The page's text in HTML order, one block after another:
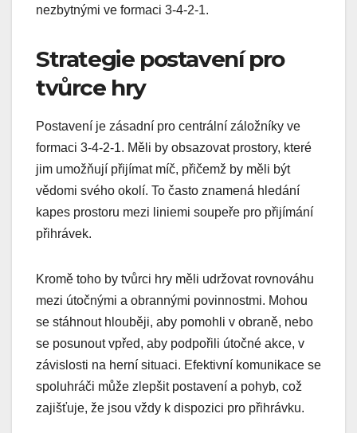
nezbytnými ve formaci 3-4-2-1.
Strategie postavení pro
tvůrce hry
Postavení je zásadní pro centrální záložníky ve
formaci 3-4-2-1. Měli by obsazovat prostory, které
jim umožňují přijímat míč, přičemž by měli být
vědomi svého okolí. To často znamená hledání
kapes prostoru mezi liniemi soupeře pro přijímání
přihrávek.
Kromě toho by tvůrci hry měli udržovat rovnováhu
mezi útočnými a obrannými povinnostmi. Mohou
se stáhnout hlouběji, aby pomohli v obraně, nebo
se posunout vpřed, aby podpořili útočné akce, v
závislosti na herní situaci. Efektivní komunikace se
spoluhráči může zlepšit postavení a pohyb, což
zajišťuje, že jsou vždy k dispozici pro přihrávku.